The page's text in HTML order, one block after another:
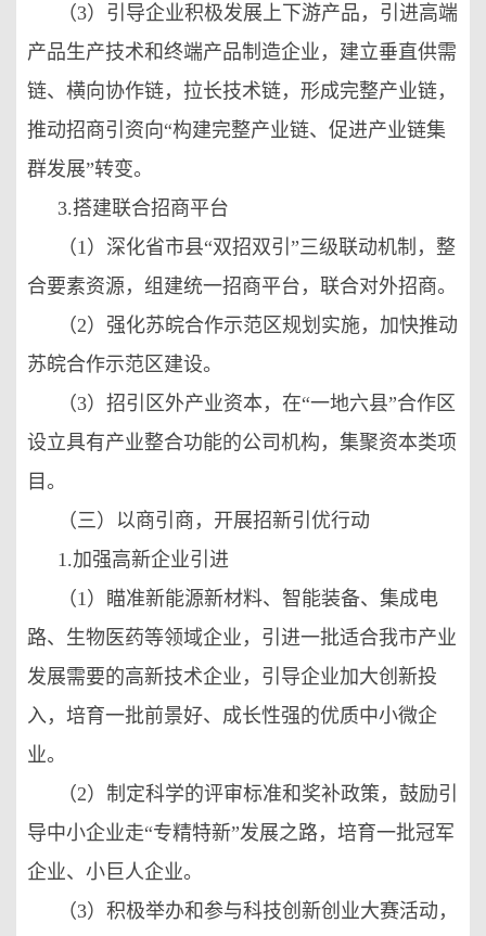
（3）引导企业积极发展上下游产品，引进高端
产品生产技术和终端产品制造企业，建立垂直供需
链、横向协作链，拉长技术链，形成完整产业链，
推动招商引资向“构建完整产业链、促进产业链集
群发展”转变。
3.搭建联合招商平台
（1）深化省市县“双招双引”三级联动机制，整
合要素资源，组建统一招商平台，联合对外招商。
（2）强化苏皖合作示范区规划实施，加快推动
苏皖合作示范区建设。
（3）招引区外产业资本，在“一地六县”合作区
设立具有产业整合功能的公司机构，集聚资本类项
目。
（三）以商引商，开展招新引优行动
1.加强高新企业引进
（1）瞄准新能源新材料、智能装备、集成电
路、生物医药等领域企业，引进一批适合我市产业
发展需要的高新技术企业，引导企业加大创新投
入，培育一批前景好、成长性强的优质中小微企
业。
（2）制定科学的评审标准和奖补政策，鼓励引
导中小企业走“专精特新”发展之路，培育一批冠军
企业、小巨人企业。
（3）积极举办和参与科技创新创业大赛活动，